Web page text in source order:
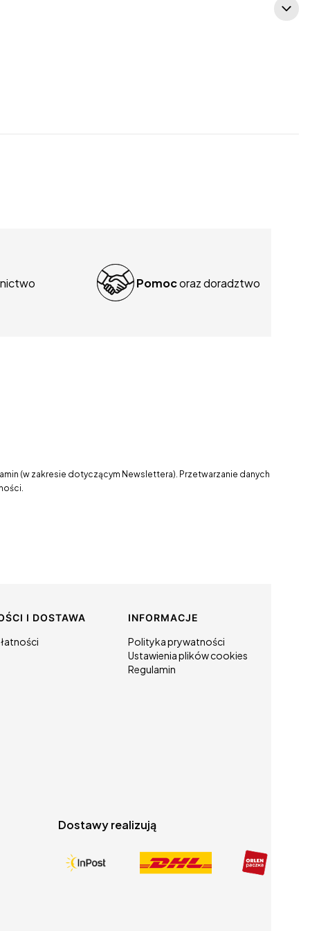
Pomocoraz doradztwo
(w zakresie dotyczącym Newslettera). Przetwarzanie danych
I DOSTAWA INFORMACJE
Polityka prywatności
Ustawienia plików cookies
Regulamin
Dostawy realizują